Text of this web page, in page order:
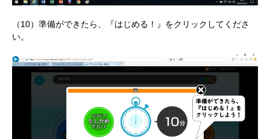
（10）準備ができたら、『はじめる！』をクリックしてくださ
い。